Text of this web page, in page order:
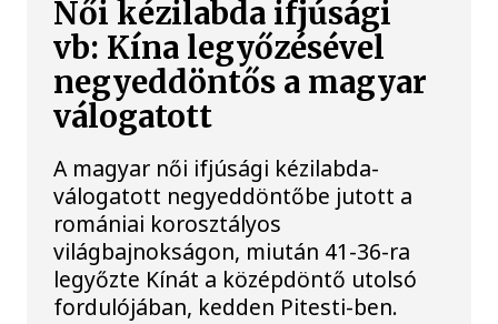
Női kézilabda ifjúsági
vb: Kína legyőzésével
negyeddöntős a magyar
válogatott
A magyar női ifjúsági kézilabda-
válogatott negyeddöntőbe jutott a
romániai korosztályos
világbajnokságon, miután 41-36-ra
legyőzte Kínát a középdöntő utolsó
fordulójában, kedden Pitesti-ben.